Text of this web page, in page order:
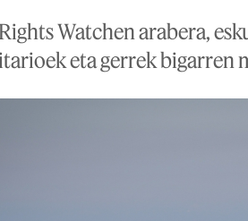
Watchen arabera,
eta gerrek bigarren